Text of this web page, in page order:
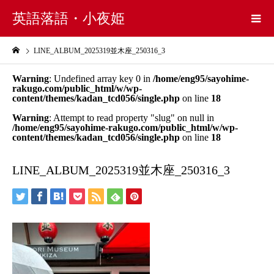
英語落語・小夜姫
LINE_ALBUM_2025319並木座_250316_3
Warning: Undefined array key 0 in /home/eng95/sayohime-
rakugo.com/public_html/w/wp-
content/themes/kadan_tcd056/single.php on line 18
Warning: Attempt to read property "slug" on null in
/home/eng95/sayohime-rakugo.com/public_html/w/wp-
content/themes/kadan_tcd056/single.php on line 18
LINE_ALBUM_2025319並木座_250316_3